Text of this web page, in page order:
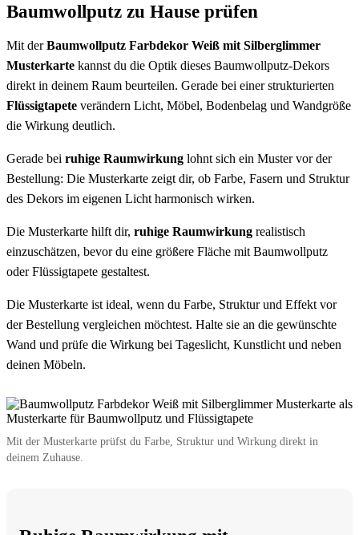
Baumwollputz zu Hause prüfen
Mit derBaumwollputz Farbdekor Weiß mit Silberglimmer
Musterkarte kannst du die Optik dieses Baumwollputz-Dekors
direkt in deinem Raum beurteilen. Gerade bei einer strukturierten
Flüssigtapete verändern Licht, Möbel, Bodenbelag und Wandgröße
die Wirkung deutlich.
Gerade bei ruhige Raumwirkung lohnt sich ein Muster vor der
Bestellung: Die Musterkarte zeigt dir, ob Farbe, Fasern und Struktur
des Dekors im eigenen Licht harmonisch wirken.
Die Musterkarte hilft dir, ruhige Raumwirkung realistisch
einzuschätzen, bevor du eine größere Fläche mit Baumwollputz
oder Flüssigtapete gestaltest.
Die Musterkarte ist ideal, wenn du Farbe, Struktur und Effekt vor
der Bestellung vergleichen möchtest. Halte sie an die gewünschte
Wand und prüfe die Wirkung bei Tageslicht, Kunstlicht und neben
deinen Möbeln.
Mit der Musterkarte prüfst du Farbe, Struktur und Wirkung direkt in
deinem Zuhause.